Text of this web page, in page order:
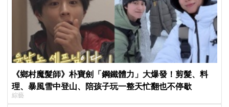
《鄉村魔髮師》朴寶劍「鋼鐵體力」大爆發！剪髮、料
理、暴風雪中登山、陪孩子玩一整天忙翻也不停歇
綜藝